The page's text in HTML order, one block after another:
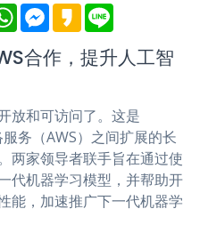
W
h
t
s
p
M
e
s
e
e
r
K
a
a
o
e
合作，提升人工智
放和可访问了。这是
务（AWS）之间扩展的长
两家领导者联手旨在通过使
代机器学习模型，并帮助开
能，加速推广下一代机器学